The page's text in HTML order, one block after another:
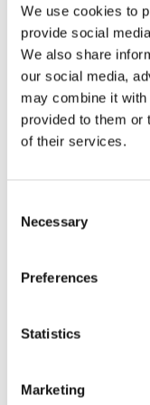
We use cookies to
provide social
We also share
our social media,
may combine it with
provided to them or
of their services.
Selection
Necessary
Preferences
Statistics
Marketing
Fure
– 19:e
ESL